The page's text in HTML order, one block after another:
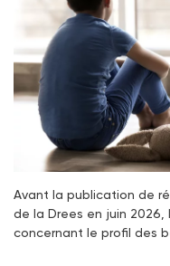
Avant la publication de
de la Drees en juin
concernant le profil des